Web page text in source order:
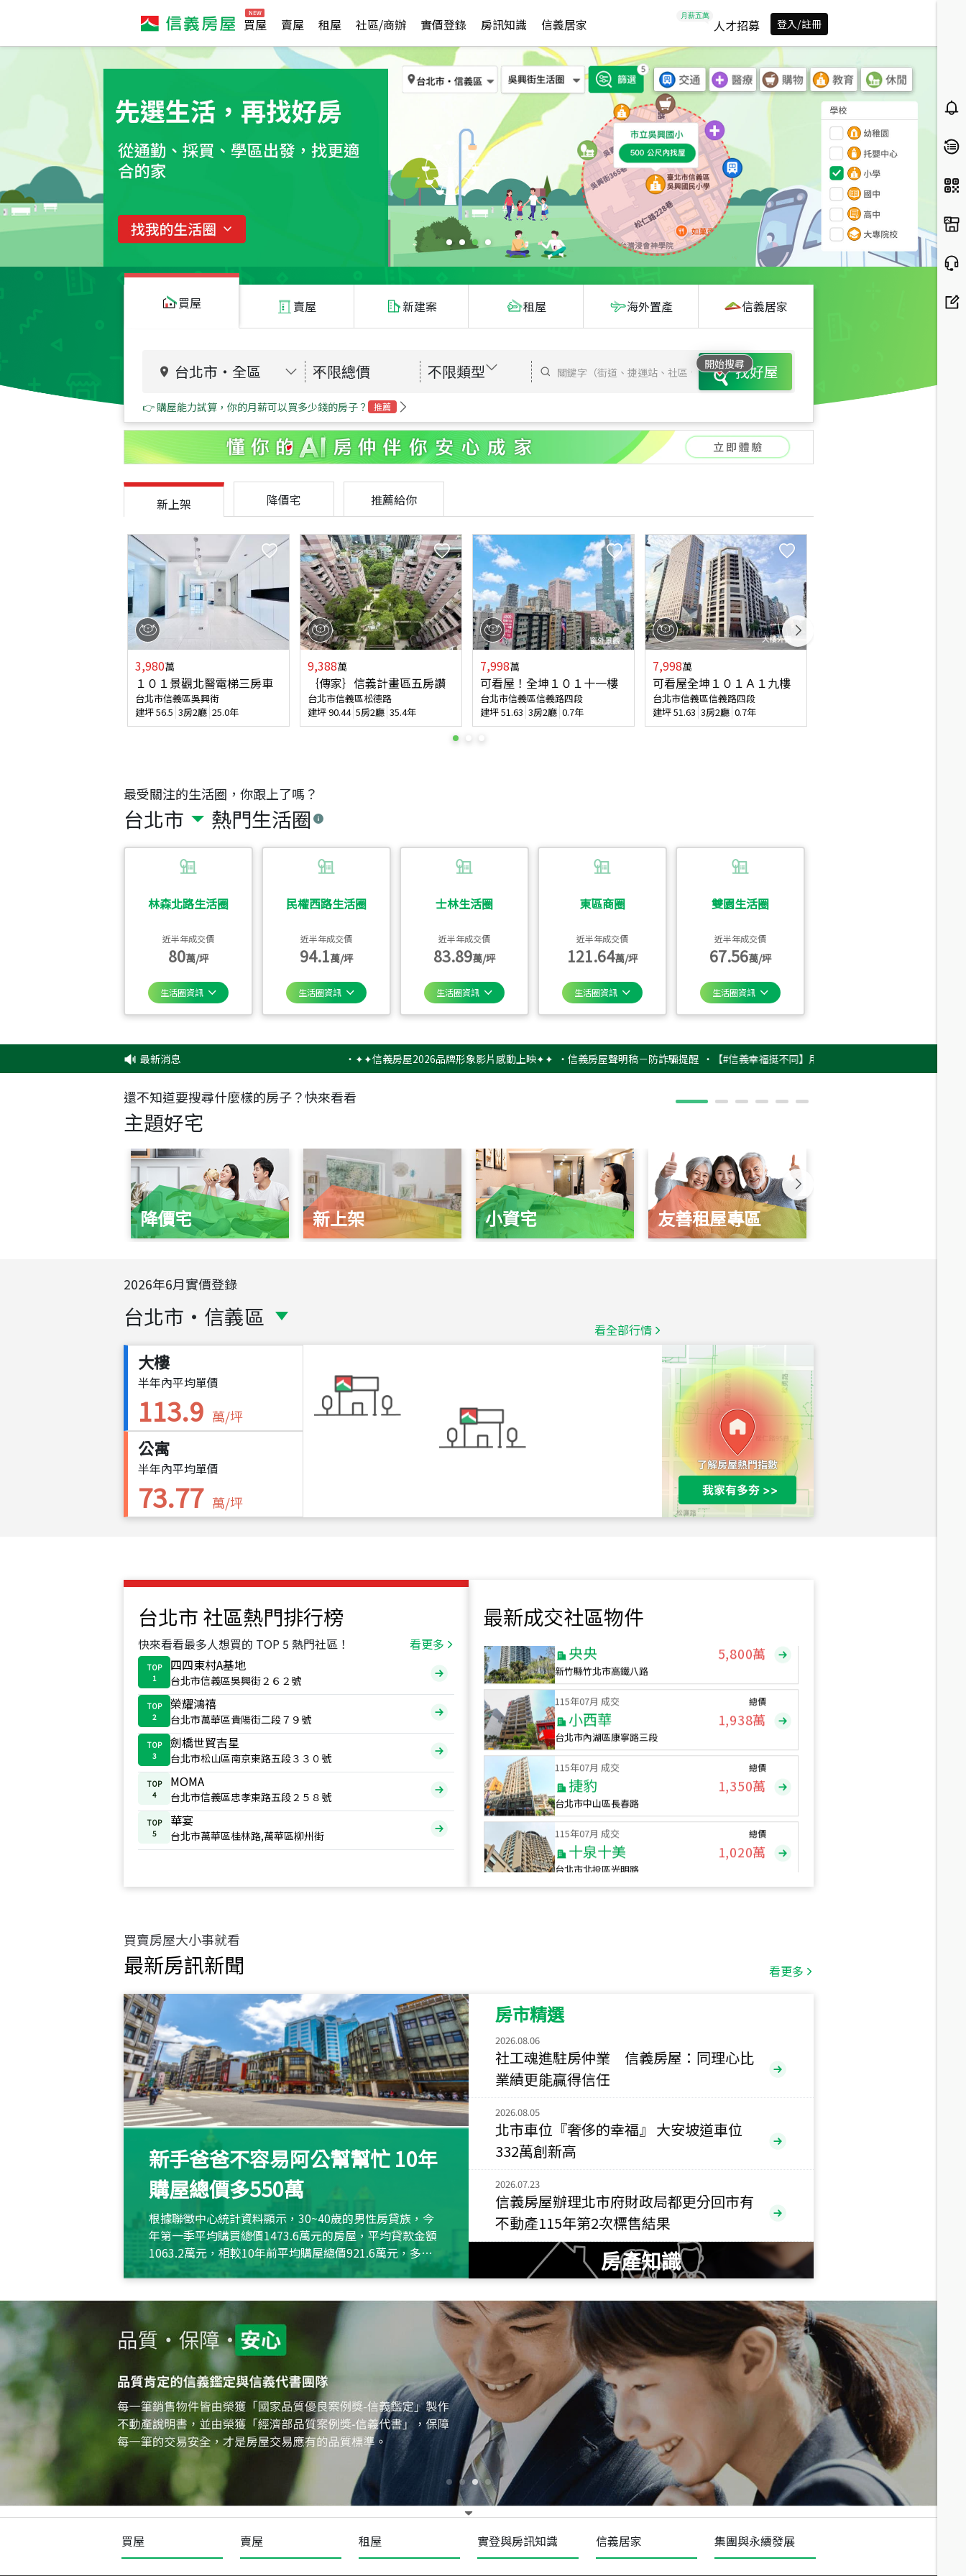
買屋 賣屋 租屋 社區/商辦 實價登錄 房訊知識 信義居家 人才招募 登入/註冊
買屋 賣屋 新建案 租屋 海外置產 信義居家
台北市 ・ 全區 不限總價 不限類型
開始搜尋
找好屋
👉 購屋能力試算，你的月薪可以買多少錢的房子？ 推薦
最受關注的生活圈，你跟上了嗎？
台北市 熱門生活圈
林森北路生活圈
近半年成交價
80萬/坪
生活圈資訊
民權西路生活圈
近半年成交價
94.1萬/坪
生活圈資訊
士林生活圈
近半年成交價
83.89萬/坪
生活圈資訊
東區商圈
近半年成交價
121.64萬/坪
生活圈資訊
雙園生活圈
近半年成交價
67.56萬/坪
生活圈資訊
新上架 降價宅 推薦給你
3,980萬
１０１景觀北醫電梯三房車
台北市信義區吳興街
建坪56.5 3房2廳 25.0年
9,388萬
｛傳家｝信義計畫區五房讚
台北市信義區松德路
建坪90.44 5房2廳 35.4年
7,998萬
可看屋！全坤１０１十一樓
台北市信義區信義路四段
建坪51.63 3房2廳 0.7年
7,998萬
可看屋全坤１０１Ａ１九樓
台北市信義區信義路四段
建坪51.63 3房2廳 0.7年
最新消息 ✦✦信義房屋2026品牌形象影片感動上映✦✦ ‧信義房屋聲明稿－防詐騙提醒 ‧【#信義幸福挺不同】用實力，讓升職免抽號碼牌！最新雇主品
還不知道要搜尋什麼樣的房子？快來看看
主題好宅
降價宅 新上架 小資宅 友善租屋專區
2026年6月實價登錄
台北市 ・ 信義區 看全部行情
大樓
半年內平均單價
113.9 萬/坪
公寓
半年內平均單價
73.77 萬/坪
台北市 社區熱門排行榜
快來看看最多人想買的 TOP 5 熱門社區！ 看更多
TOP
1
四四東村A基地
台北市信義區吳興街２６２號
TOP
2
榮耀鴻禧
台北市萬華區貴陽街二段７９號
TOP
3
劍橋世貿吉星
台北市松山區南京東路五段３３０號
TOP
4
MOMA
台北市信義區忠孝東路五段２５８號
TOP
5
華宴
台北市萬華區桂林路,萬華區柳州街
最新成交社區物件
台北市中山區長春路
1,020萬
總價
490萬
新竹市新竹市慈祥路
總價
1,808萬
115年07月 成交
新竹縣竹北市高鐵八路
115年07月 成交
小西華
台北市內湖區康寧路三段
總價
1,938萬
115年07月 成交
捷豹
台北市中山區長春路
總價
1,350萬
115年07月 成交
十泉十美
台北市北投區光明路
總價
1,020萬
115
新北市永和區環河西路二段
115年07月 成交
央央 5,800萬
115年
小西華 1,938萬
115 07 月 成交
捷豹
台北市中山區長春路
115年07月 成交
十泉十美
台北市北投區光明路
總價
1,020萬
年 07 月 成交
四維天廈
新竹市新竹市四維路
總價
490萬
115 月 成交
菁英典藏
新竹市新竹市慈祥路
1,808
買賣房屋大小事就看
最新房訊新聞 看更多
新手爸爸不容易阿公幫幫忙 10年
購屋總價多550萬
根據聯徵中心統計資料顯示，30~40歲的男性房貸族，今
年第一季平均購買總價1473.6萬元的房屋，平均貸款金額
1063.2萬元，相較10年前平均購屋總價921.6萬元，多出
約550萬元，且貸款金額也多
房市精選
2026.08.06
社工魂進駐房仲業 信義房屋：同理心比
業績更能贏得信任
2026.08.05
北市車位『奢侈的幸福』 大安坡道車位
332萬創新高
2026.07.23
信義房屋辦理北市府財政局都更分回市有
不動產115年第2次標售結果
房產知識
買屋 賣屋 租屋 實登與房訊知識 信義居家 集團與永續發展